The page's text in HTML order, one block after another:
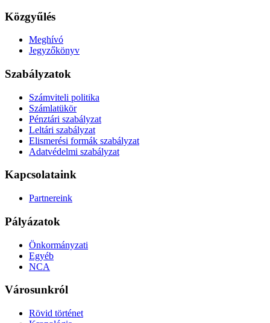
Közgyűlés
Meghívó
Jegyzőkönyv
Szabályzatok
Számviteli politika
Számlatükör
Pénztári szabályzat
Leltári szabályzat
Elismerési formák szabályzat
Adatvédelmi szabályzat
Kapcsolataink
Partnereink
Pályázatok
Önkormányzati
Egyéb
NCA
Városunkról
Rövid történet